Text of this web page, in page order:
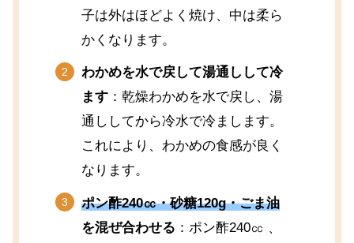
子は外はほどよく焼け、中は柔ら
かくなります。
わかめを水で戻して湯通しして冷
ます：乾燥わかめを水で戻し、湯
通ししてから冷水で冷まします。
これにより、わかめの食感が良く
なります。
ポン酢240㏄・砂糖120g・ごま油
を混ぜ合わせる ：ポン酢240㏄ 、